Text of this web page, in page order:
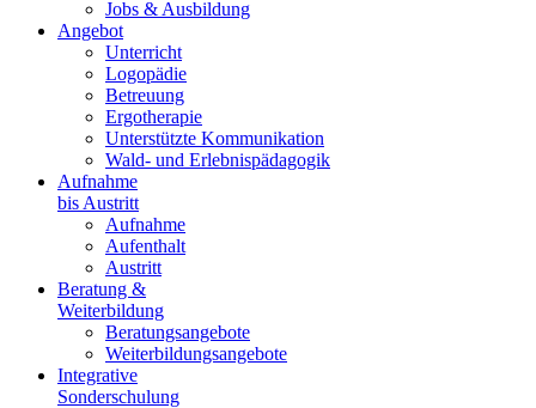
Jobs & Ausbildung
Angebot
Unterricht
Logopädie
Betreuung
Ergotherapie
Unterstützte Kommunikation
Wald- und Erlebnispädagogik
Aufnahme
bis Austritt
Aufnahme
Aufenthalt
Austritt
Beratung &
Weiterbildung
Beratungsangebote
Weiterbildungsangebote
Integrative
Sonderschulung